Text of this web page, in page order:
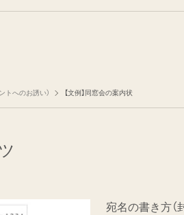
トへのお誘い） 【文例】同窓会の案内状
宛名の書き方（